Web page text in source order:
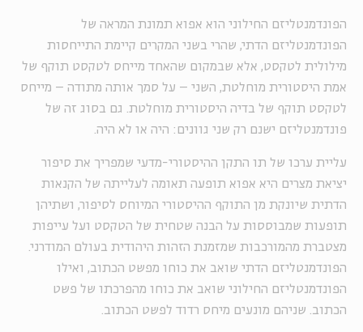
הפונדמנטליזם החילוני הוא אפוא תמונת המראה של
הפונדמנטליזם הדתי, שהרי בשני המקרים קיימת התייחסות
מילולית לטקסט, אלא שבמקום שהאחד מייחס לטקסט תוקף של
אמת היסטורית מוחלטת, השני – על סמך אותה מתודה – מייחס
לטקסט תוקף של בדיה היסטורית מוחלטת. גם בסוג זה של
פונדמנטליזם ישנם רק שני גוונים: היה או לא היה.
עליית ערכו של תו התקן ההיסטורי-מדעי שמפריך את סיפור
יציאת מצרים היא אפוא תופעה תאומה לעלייתה של הקנאות
הדתית שיונקת מן התוקף ההיסטורי המיוחס לסיפור, ושתיהן
תופעות שמבוססות על הבנה שטחית של הטקסט ועל עייפות
מצטברת מהמורכבות שמזמנת הזהות היהודית בעולם המודרני.
הפונדמנטליזם הדתי שואב את כוחו מפשט הכתוב, ואילו
הפונדמנטליזם החילוני שואב את כוחו מהפרכתו של פשט
הכתוב. שניהם מונעים מיחס רדוד לפשט הכתוב.